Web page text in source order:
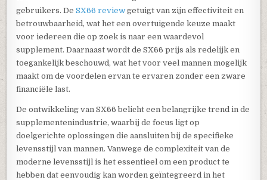
gebruikers. DeSX66 review getuigt van zijn effectiviteit en
betrouwbaarheid, wat het een overtuigende keuze maakt
voor iedereen die op zoek is naar een waardevol
supplement. Daarnaast wordt de SX66 prijs als redelijk en
toegankelijk beschouwd, wat het voor veel mannen mogelijk
maakt om de voordelen ervan te ervaren zonder een zware
financiële last.
De ontwikkeling van SX66 belicht een belangrijke trend in de
supplementenindustrie, waarbij de focus ligt op
doelgerichte oplossingen die aansluiten bij de specifieke
levensstijl van mannen. Vanwege de complexiteit van de
moderne levensstijl is het essentieel om een product te
hebben dat eenvoudig kan worden geïntegreerd in het